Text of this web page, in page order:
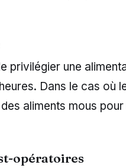
privilégier une
Dans le cas où
aliments mous pour
opératoires